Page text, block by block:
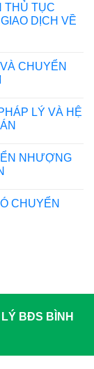
THỦ TỤC
DỊCH VỀ
CHUYỂN
LÝ VÀ HỆ
NHƯỢNG
CHUYỂN
BĐS BÌNH